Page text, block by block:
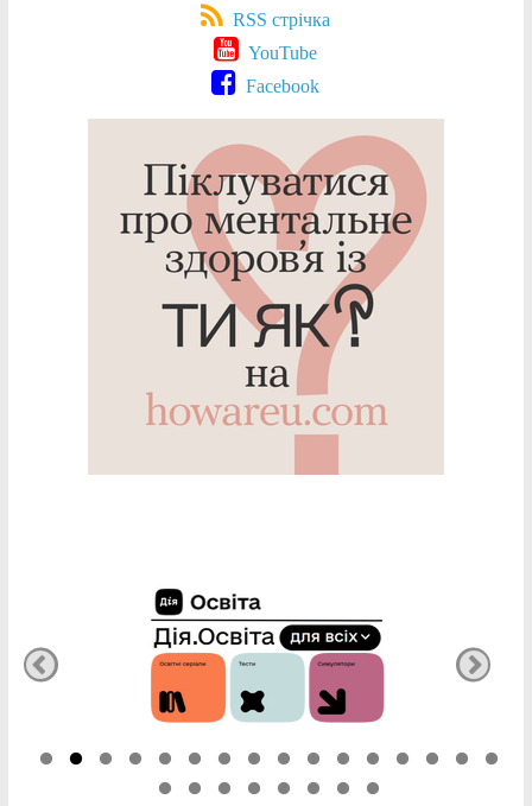
RSS стрічка
YouTube
Facebook